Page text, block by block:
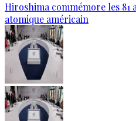
Hiroshima commémore les 81
atomique américain